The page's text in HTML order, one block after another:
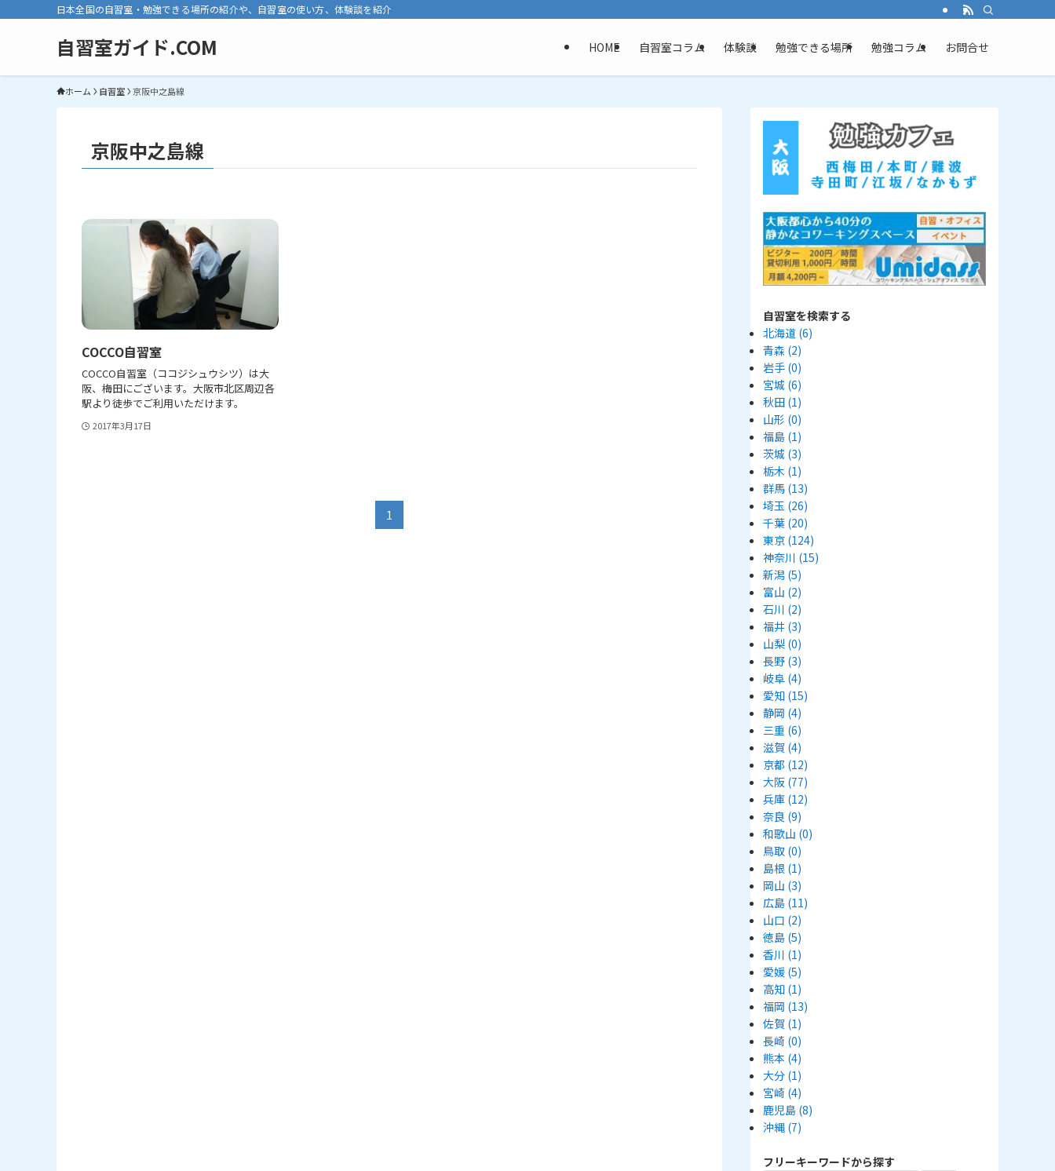
日本全国の自習室・勉強できる場所の紹介や、自習室の使い方、体験談を紹介
自習室ガイド.COM HOME 自習室コラム 体験談 勉強できる場所 勉強コラム お問合せ
ホーム 自習室 京阪中之島線
京阪中之島線
COCCO自習室
COCCO自習室（ココジシュウシツ）は大
阪、梅田にございます。大阪市北区周辺各
駅より徒歩でご利用いただけます。
2017年3月17日
1
自習室を検索する
北海道 (6)
青森 (2)
岩手 (0)
宮城 (6)
秋田 (1)
山形 (0)
福島 (1)
茨城 (3)
栃木 (1)
群馬 (13)
埼玉 (26)
千葉 (20)
東京 (124)
神奈川 (15)
新潟 (5)
富山 (2)
石川 (2)
福井 (3)
山梨 (0)
長野 (3)
岐阜 (4)
愛知 (15)
静岡 (4)
三重 (6)
滋賀 (4)
京都 (12)
大阪 (77)
兵庫 (12)
奈良 (9)
和歌山 (0)
鳥取 (0)
島根 (1)
岡山 (3)
広島 (11)
山口 (2)
徳島 (5)
香川 (1)
愛媛 (5)
高知 (1)
福岡 (13)
佐賀 (1)
長崎 (0)
熊本 (4)
大分 (1)
宮崎 (4)
鹿児島 (8)
沖縄 (7)
フリーキーワードから探す